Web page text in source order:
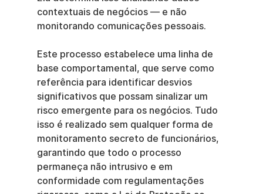
contextuais de negócios — e não
monitorando comunicações pessoais.
Este processo estabelece uma linha de
base comportamental, que serve como
referência para identificar desvios
significativos que possam sinalizar um
risco emergente para os negócios. Tudo
isso é realizado sem qualquer forma de
monitoramento secreto de funcionários,
garantindo que todo o processo
permaneça não intrusivo e em
conformidade com regulamentações